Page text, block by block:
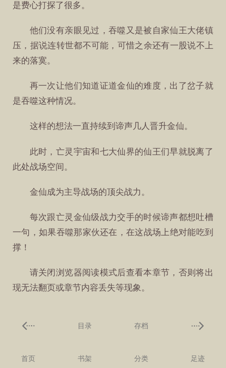
是费心打探了很多。
他们没有亲眼见过，吞噬又是被自家仙王大佬镇
压，据说连转世都不可能，可惜之余还有一股说不上
来的落寞。
再一次让他们知道证道金仙的难度，出了岔子就
是吞噬这种情况。
这样的想法一直持续到谛声几人晋升金仙。
此时，亡灵宇宙和七大仙界的仙王们早就脱离了
此处战场空间。
金仙成为主导战场的顶尖战力。
每次跟亡灵金仙级战力交手的时候谛声都想吐槽
一句，如果吞噬那家伙还在，在这战场上绝对能吃到
撑！
请关闭浏览器阅读模式后查看本章节，否则将出
现无法翻页或章节内容丢失等现象。
目录 存档
首页 书架 分类 足迹